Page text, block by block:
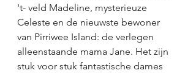
't- veld Madeline, mysterieuze
Celeste en de nieuwste bewoner
van Pirriwee Island: de verlegen
alleenstaande mama Jane. Het zijn
stuk voor stuk fantastische dames